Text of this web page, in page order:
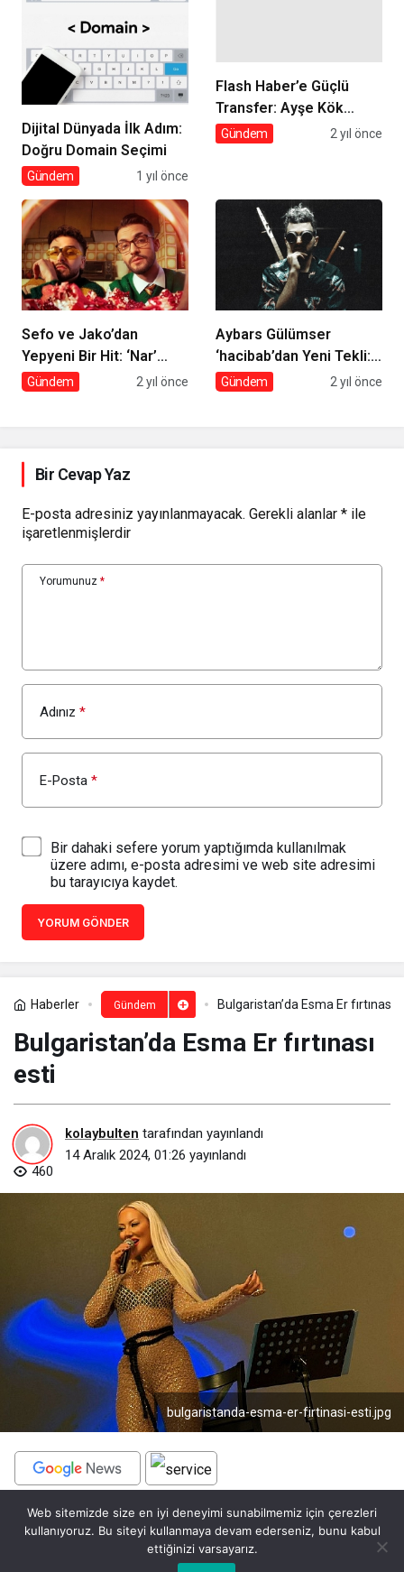
Dijital Dünyada İlk Adım:
Doğru Domain Seçimi
Gündem 1 yıl önce
Flash Haber’e Güçlü
Transfer: Ayşe Kök
Haber Programları İçerik
Gündem 2 yıl önce
Sefo ve Jako’dan
Yepyeni Bir Hit: ‘Nar’
Yayında!
Gündem 2 yıl önce
Aybars Gülümser
‘hacibab’dan Yeni Tekli:
‘Anarya’
Gündem 2 yıl önce
Bir Cevap Yaz
E-posta adresiniz yayınlanmayacak. Gerekli alanlar * ile
işaretlenmişlerdir
Yorumunuz *
Adınız *
E-Posta *
Bir dahaki sefere yorum yaptığımda kullanılmak
üzere adımı, e-posta adresimi ve web site adresimi
bu tarayıcıya kaydet.
YORUM GÖNDER
Haberler Gündem Bulgaristan’da Esma Er fırtınası
Bulgaristan’da Esma Er fırtınası
esti
kolaybulten tarafından yayınlandı
14 Aralık 2024, 01:26 yayınlandı
460
bulgaristanda-esma-er-firtinasi-esti.jpg
BEĞEN PAYLAŞ
Geçtiğimiz hafta sonu Bulgaristan’ın en büyük
Web sitemizde size en iyi deneyimi sunabilmemiz için çerezleri
kullanıyoruz. Bu siteyi kullanmaya devam ederseniz, bunu kabul
ettiğinizi varsayarız.